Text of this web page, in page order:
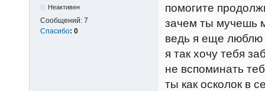
Неактивен
Сообщений: 7
Спасибо: 0
помогите
зачем ты мучешь
ведь я еще люблю
я так хочу тебя
не вспоминать
ты как осколок в